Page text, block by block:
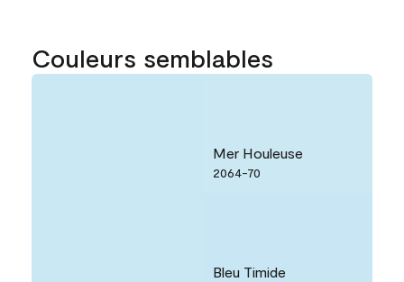
Couleurs semblables
Mer Houleuse
2064-70
Bleu Timide